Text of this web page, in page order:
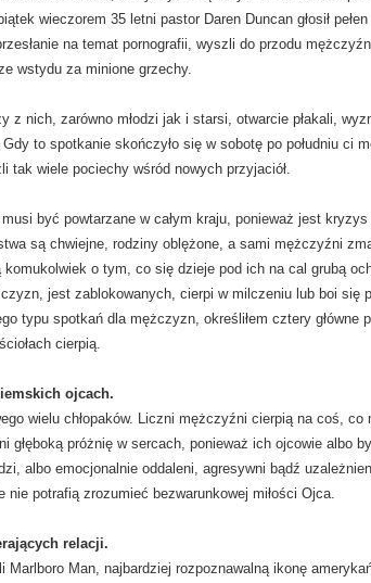
wieczorem 35 letni pastor Daren Duncan głosił pełen
na temat pornografii, wyszli do przodu
wstydu za minione grzechy.
z nich, zarówno młodzi jak i starsi, otwarcie płakali,
to spotkanie skończyło się w sobotę po południu ci
tak wiele pociechy wśród nowych przyjaciół.
być powtarzane w całym kraju, ponieważ jest kryzys
są chwiejne, rodziny oblężone, a sami mężczyźni
o tym, co się dzieje pod ich na cal grubą
jest zablokowanych, cierpi w milczeniu lub boi się
typu spotkań dla mężczyzn, określiłem cztery główne
cierpią.
ojcach.
wielu chłopaków. Liczni mężczyźni cierpią na coś, co
głęboką próżnię w sercach, ponieważ ich ojcowie albo
albo emocjonalnie oddaleni, agresywni bądź
potrafią zrozumieć bezwarunkowej miłości Ojca.
relacji.
Marlboro Man, najbardziej rozpoznawalną ikonę